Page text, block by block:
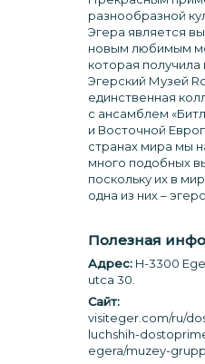
разнообразной
Эгера является
новым любимым
которая получила
Эгерский Музей
единственная
с ансамблем
и Восточной
странах мира мы
много подобных
поскольку их в
одна из них –
Полезная
Адрес:H-3300
utca 30.
Сайт:
visiteger.com/ru/
luchshih-
egera/muzey-